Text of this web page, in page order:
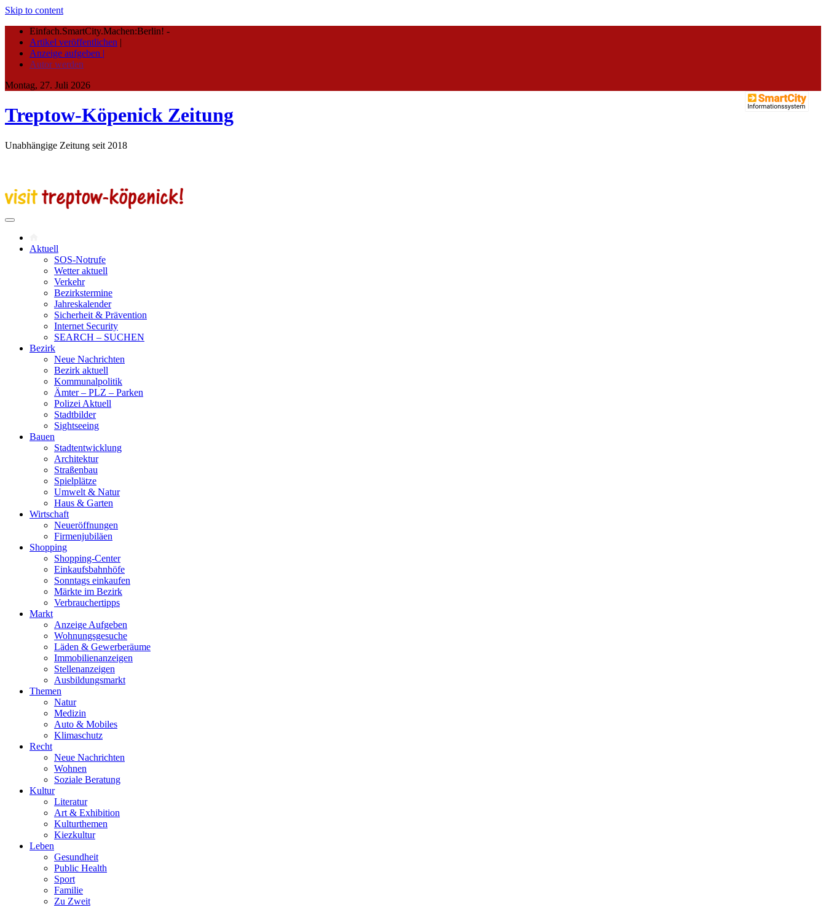
Skip to content
Einfach.SmartCity.Machen:Berlin! -
Artikel veröffentlichen |
Anzeige aufgeben |
Autor werden
Montag, 27. Juli 2026
Treptow-Köpenick Zeitung
Unabhängige Zeitung seit 2018
Aktuell
SOS-Notrufe
Wetter aktuell
Verkehr
Bezirkstermine
Jahreskalender
Sicherheit & Prävention
Internet Security
SEARCH – SUCHEN
Bezirk
Neue Nachrichten
Bezirk aktuell
Kommunalpolitik
Ämter – PLZ – Parken
Polizei Aktuell
Stadtbilder
Sightseeing
Bauen
Stadtentwicklung
Architektur
Straßenbau
Spielplätze
Umwelt & Natur
Haus & Garten
Wirtschaft
Neueröffnungen
Firmenjubiläen
Shopping
Shopping-Center
Einkaufsbahnhöfe
Sonntags einkaufen
Märkte im Bezirk
Verbrauchertipps
Markt
Anzeige Aufgeben
Wohnungsgesuche
Läden & Gewerberäume
Immobilienanzeigen
Stellenanzeigen
Ausbildungsmarkt
Themen
Natur
Medizin
Auto & Mobiles
Klimaschutz
Recht
Neue Nachrichten
Wohnen
Soziale Beratung
Kultur
Literatur
Art & Exhibition
Kulturthemen
Kiezkultur
Leben
Gesundheit
Public Health
Sport
Familie
Zu Zweit